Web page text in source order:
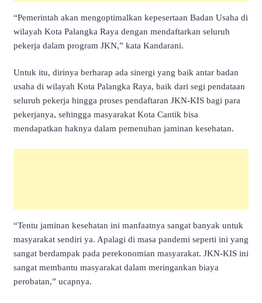
“Pemerintah akan mengoptimalkan kepesertaan Badan Usaha di
wilayah Kota Palangka Raya dengan mendaftarkan seluruh
pekerja dalam program JKN,” kata Kandarani.
Untuk itu, dirinya berharap ada sinergi yang baik antar badan
usaha di wilayah Kota Palangka Raya, baik dari segi pendataan
seluruh pekerja hingga proses pendaftaran JKN-KIS bagi para
pekerjanya, sehingga masyarakat Kota Cantik bisa
mendapatkan haknya dalam pemenuhan jaminan kesehatan.
“Tentu jaminan kesehatan ini manfaatnya sangat banyak untuk
masyarakat sendiri ya. Apalagi di masa pandemi seperti ini yang
sangat berdampak pada perekonomian masyarakat. JKN-KIS ini
sangat membantu masyarakat dalam meringankan biaya
perobatan,” ucapnya.